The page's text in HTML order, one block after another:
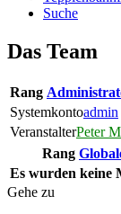
Suche
Das Team
Rang
Systemkontoadmin
VeranstalterPeter
Rang
Es wurden keine
Gehe zu